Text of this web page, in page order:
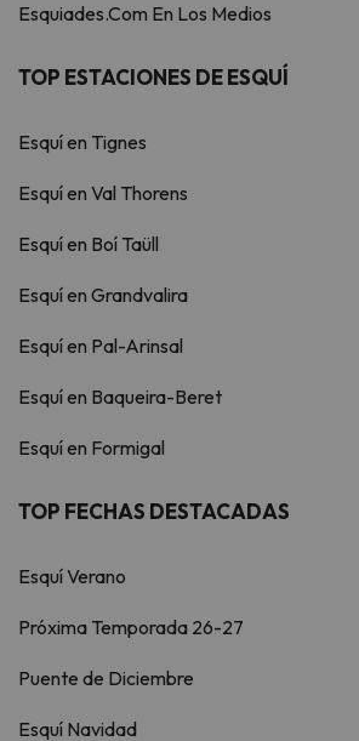
Esquiades.Com En Los Medios
TOP ESTACIONES DE ESQUÍ
Esquí en Tignes
Esquí en Val Thorens
Esquí en Boí Taüll
Esquí en Grandvalira
Esquí en Pal-Arinsal
Esquí en Baqueira-Beret
Esquí en Formigal
TOP FECHAS DESTACADAS
Esquí Verano
Próxima Temporada 26-27
Puente de Diciembre
Esquí Navidad